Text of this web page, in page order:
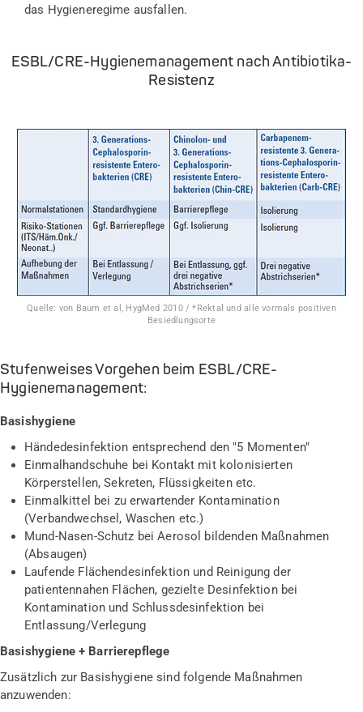
das Hygieneregime ausfallen.
ESBL/CRE-Hygienemanagement nach Antibiotika-
Resistenz
Quelle: von Baum et al, HygMed 2010 / *Rektal und alle vormals positiven
Besiedlungsorte
Stufenweises Vorgehen beim ESBL/CRE-
Hygienemanagement:
Basishygiene
Händedesinfektion entsprechend den "5 Momenten"
Einmalhandschuhe bei Kontakt mit kolonisierten
Körperstellen, Sekreten, Flüssigkeiten etc.
Einmalkittel bei zu erwartender Kontamination
(Verbandwechsel, Waschen etc.)
Mund-Nasen-Schutz bei Aerosol bildenden Maßnahmen
(Absaugen)
Laufende Flächendesinfektion und Reinigung der
patientennahen Flächen, gezielte Desinfektion bei
Kontamination und Schlussdesinfektion bei
Entlassung/Verlegung
Basishygiene + Barrierepflege
Zusätzlich zur Basishygiene sind folgende Maßnahmen
anzuwenden: